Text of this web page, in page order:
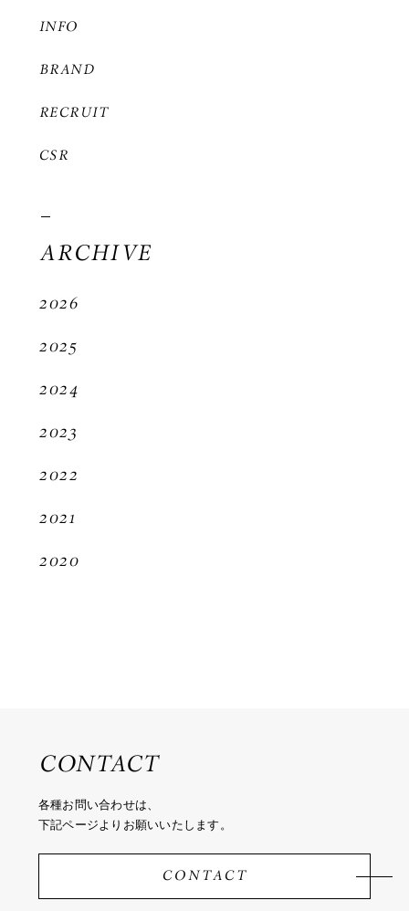
INFO
BRAND
RECRUIT
CSR
ARCHIVE
2026
2025
2024
2023
2022
2021
2020
CONTACT
各種お問い合わせは、
下記ページよりお願いいたします。
CONTACT